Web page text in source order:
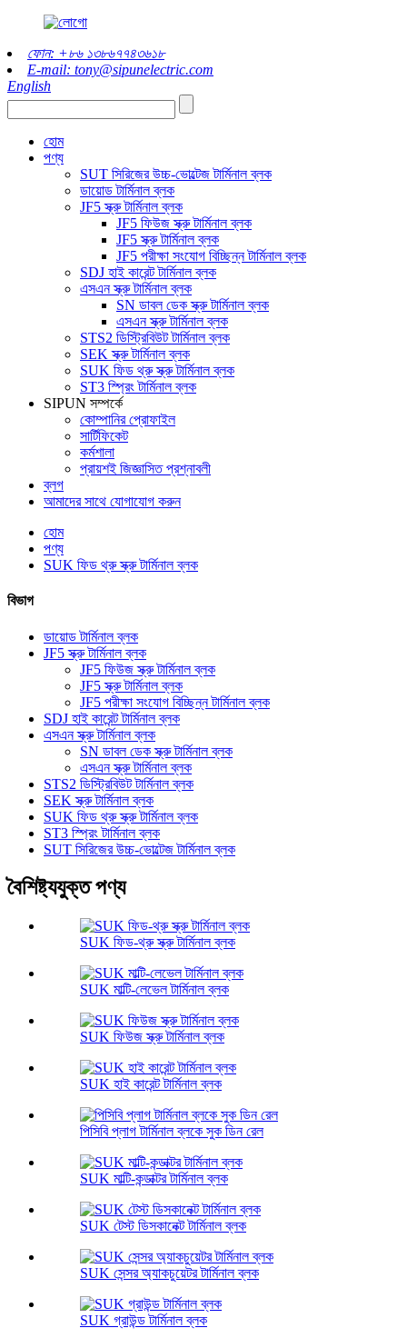
ফোন: +৮৬ ১৩৮৬৭৭৪৩৬১৮
E-mail: tony@sipunelectric.com
English
হোম
পণ্য
SUT সিরিজের উচ্চ-ভোল্টেজ টার্মিনাল ব্লক
ডায়োড টার্মিনাল ব্লক
JF5 স্ক্রু টার্মিনাল ব্লক
JF5 ফিউজ স্ক্রু টার্মিনাল ব্লক
JF5 স্ক্রু টার্মিনাল ব্লক
JF5 পরীক্ষা সংযোগ বিচ্ছিন্ন টার্মিনাল ব্লক
SDJ হাই কারেন্ট টার্মিনাল ব্লক
এসএন স্ক্রু টার্মিনাল ব্লক
SN ডাবল ডেক স্ক্রু টার্মিনাল ব্লক
এসএন স্ক্রু টার্মিনাল ব্লক
STS2 ডিস্ট্রিবিউট টার্মিনাল ব্লক
SEK স্ক্রু টার্মিনাল ব্লক
SUK ফিড থ্রু স্ক্রু টার্মিনাল ব্লক
ST3 স্প্রিং টার্মিনাল ব্লক
SIPUN সম্পর্কে
কোম্পানির প্রোফাইল
সার্টিফিকেট
কর্মশালা
প্রায়শই জিজ্ঞাসিত প্রশ্নাবলী
ব্লগ
আমাদের সাথে যোগাযোগ করুন
হোম
পণ্য
SUK ফিড থ্রু স্ক্রু টার্মিনাল ব্লক
বিভাগ
ডায়োড টার্মিনাল ব্লক
JF5 স্ক্রু টার্মিনাল ব্লক
JF5 ফিউজ স্ক্রু টার্মিনাল ব্লক
JF5 স্ক্রু টার্মিনাল ব্লক
JF5 পরীক্ষা সংযোগ বিচ্ছিন্ন টার্মিনাল ব্লক
SDJ হাই কারেন্ট টার্মিনাল ব্লক
এসএন স্ক্রু টার্মিনাল ব্লক
SN ডাবল ডেক স্ক্রু টার্মিনাল ব্লক
এসএন স্ক্রু টার্মিনাল ব্লক
STS2 ডিস্ট্রিবিউট টার্মিনাল ব্লক
SEK স্ক্রু টার্মিনাল ব্লক
SUK ফিড থ্রু স্ক্রু টার্মিনাল ব্লক
ST3 স্প্রিং টার্মিনাল ব্লক
SUT সিরিজের উচ্চ-ভোল্টেজ টার্মিনাল ব্লক
বৈশিষ্ট্যযুক্ত পণ্য
SUK ফিড-থ্রু স্ক্রু টার্মিনাল ব্লক
SUK মাল্টি-লেভেল টার্মিনাল ব্লক
SUK ফিউজ স্ক্রু টার্মিনাল ব্লক
SUK হাই কারেন্ট টার্মিনাল ব্লক
পিসিবি প্লাগ টার্মিনাল ব্লকে সুক ডিন রেল
SUK মাল্টি-কন্ডাক্টর টার্মিনাল ব্লক
SUK টেস্ট ডিসকানেক্ট টার্মিনাল ব্লক
SUK সেন্সর অ্যাকচুয়েটর টার্মিনাল ব্লক
SUK গ্রাউন্ড টার্মিনাল ব্লক